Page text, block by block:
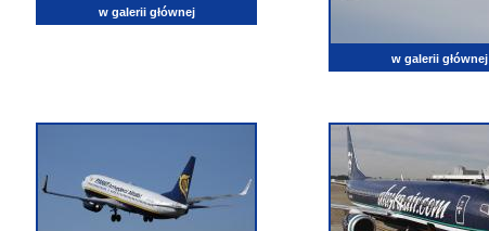
w galerii głównej
w galerii głównej